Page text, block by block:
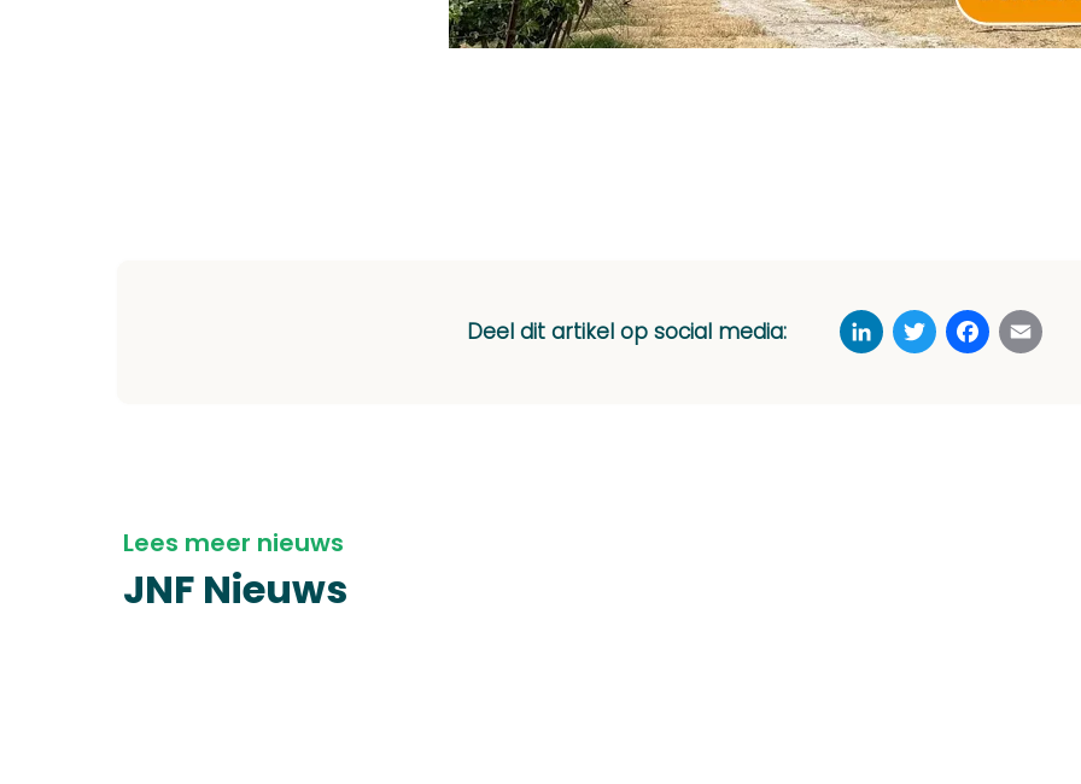
Deel dit artikel op social media:
LinkedInTwitter
Lees meer nieuws
JNF Nieuws